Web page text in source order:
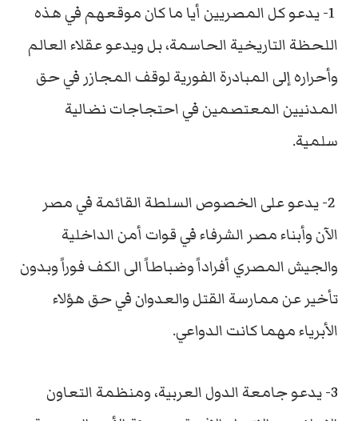
1- يدعو كل المصريين أيا ما كان موقعهم في هذه
اللحظة التاريخية الحاسمة، بل ويدعو عقلاء العالم
وأحراره إلى المبادرة الفورية لوقف المجازر في حق
المدنيين المعتصمين في احتجاجات نضالية
سلمية.
2- يدعو على الخصوص السلطة القائمة في مصر
الآن وأبناء مصر الشرفاء في قوات أمن الداخلية
والجيش المصري أفراداً وضباطاً الى الكف فوراً وبدون
تأخير عن ممارسة القتل والعدوان في حق هؤلاء
الأبرياء مهما كانت الدواعي.
3- يدعو جامعة الدول العربية، ومنظمة التعاون